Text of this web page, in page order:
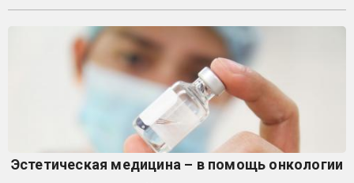
Эстетическая медицина – в помощь онкологии